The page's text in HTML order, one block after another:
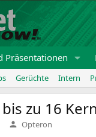
Präsentationen
Gerüchte Intern
zu 16
Verfasst
von
Opteron